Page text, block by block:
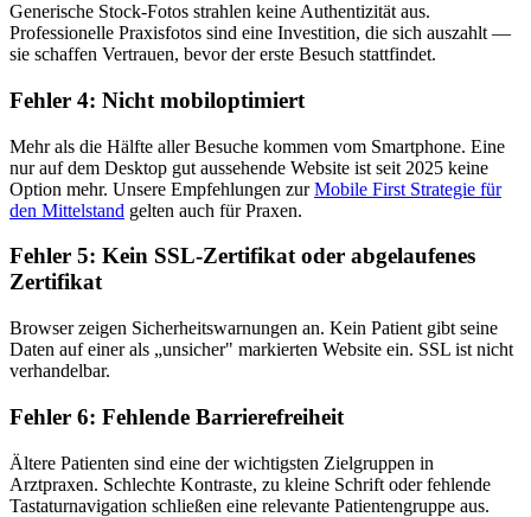
Generische Stock-Fotos strahlen keine Authentizität aus.
Professionelle Praxisfotos sind eine Investition, die sich auszahlt —
sie schaffen Vertrauen, bevor der erste Besuch stattfindet.
Fehler 4: Nicht mobiloptimiert
Mehr als die Hälfte aller Besuche kommen vom Smartphone. Eine
nur auf dem Desktop gut aussehende Website ist seit 2025 keine
Option mehr. Unsere Empfehlungen zurMobile First Strategie für
den Mittelstand gelten auch für Praxen.
Fehler 5: Kein SSL-Zertifikat oder abgelaufenes
Zertifikat
Browser zeigen Sicherheitswarnungen an. Kein Patient gibt seine
Daten auf einer als „unsicher" markierten Website ein. SSL ist nicht
verhandelbar.
Fehler 6: Fehlende Barrierefreiheit
Ältere Patienten sind eine der wichtigsten Zielgruppen in
Arztpraxen. Schlechte Kontraste, zu kleine Schrift oder fehlende
Tastaturnavigation schließen eine relevante Patientengruppe aus.